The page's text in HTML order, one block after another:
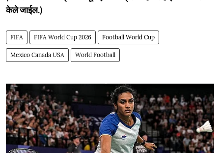
केले जाईल.)
FIFA FIFA World Cup 2026 Football World Cup
Mexico Canada USA World Football